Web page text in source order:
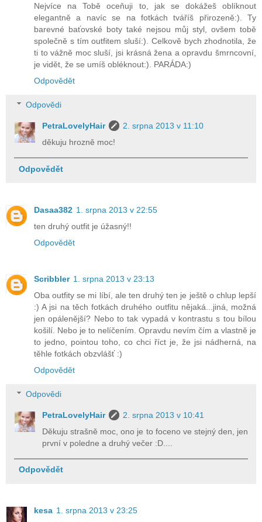
Nejvíce na Tobě oceňuji to, jak se dokážeš oblíknout
elegantně a navíc se na fotkách tváříš přirozeně:). Ty
barevné baťovské boty také nejsou můj styl, ovšem tobě
společně s tím outfitem sluší:). Celkově bych zhodnotila, že
ti to vážně moc sluší, jsi krásná žena a opravdu šmrncovní,
je vidět, že se umíš obléknout:). PARÁDA:)
Odpovědět
Odpovědi
PetraLovelyHair
2. srpna 2013 v 11:10
děkuju hrozně moc!
Odpovědět
Dasaa382 1. srpna 2013 v 22:55
ten druhý outfit je úžasný!!
Odpovědět
Scribbler 1. srpna 2013 v 23:13
Oba outfity se mi líbí, ale ten druhý ten je ještě o chlup lepší
:) A jsi na těch fotkách druhého outfitu nějaká...jiná, možná
jen opálenější? Nebo to tak vypadá v kontrastu s tou bílou
košilí. Nebo je to nelíčením. Opravdu nevím čím a vlastně je
to jedno, pointou toho, co chci říct je, že jsi nádherná, na
těhle fotkách obzvlášť :)
Odpovědět
Odpovědi
PetraLovelyHair
2. srpna 2013 v 10:41
Děkuju strašně moc, ono je to foceno ve stejný den, jen
první v poledne a druhý večer :D....
Odpovědět
kesa 1. srpna 2013 v 23:25